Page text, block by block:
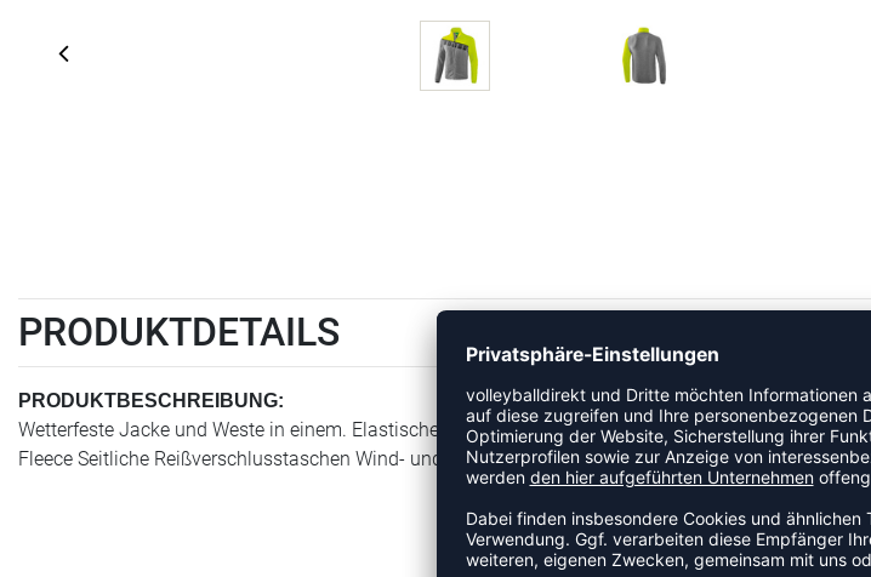
PRODUKTDETAILS
PRODUKTBESCHREIBUNG:
Wetterfeste Jacke und Weste in einem. Elastisches, feuchtigkeitsregulierendes Material
Fleece Seitliche Reißverschlusstaschen Wind- und wasserabweisend Stylischer 5-C Print in 3D-Optik